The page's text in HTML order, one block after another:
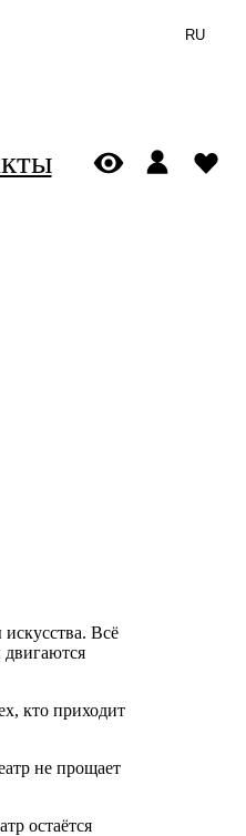
RU
Всё
двигаются
кто приходит
не прощает
остаётся